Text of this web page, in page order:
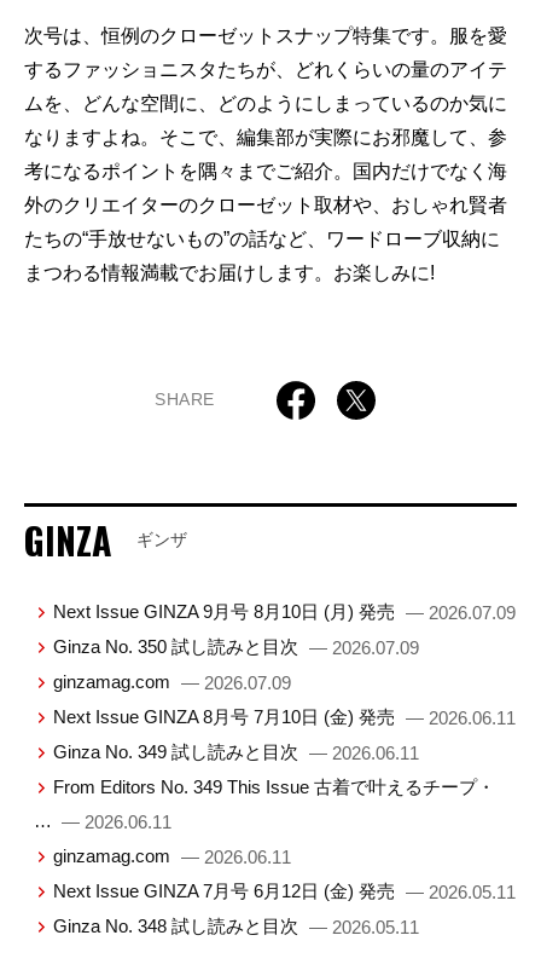
次号は、恒例のクローゼットスナップ特集です。服を愛
するファッショニスタたちが、どれくらいの量のアイテ
ムを、どんな空間に、どのようにしまっているのか気に
なりますよね。そこで、編集部が実際にお邪魔して、参
考になるポイントを隅々までご紹介。国内だけでなく海
外のクリエイターのクローゼット取材や、おしゃれ賢者
たちの“手放せないもの”の話など、ワードローブ収納に
まつわる情報満載でお届けします。お楽しみに!
SHARE
GINZA ギンザ
Next Issue GINZA 9月号 8月10日 (月) 発売 — 2026.07.09
Ginza No. 350 試し読みと目次 — 2026.07.09
ginzamag.com — 2026.07.09
Next Issue GINZA 8月号 7月10日 (金) 発売 — 2026.06.11
Ginza No. 349 試し読みと目次 — 2026.06.11
From Editors No. 349 This Issue 古着で叶えるチープ・
… — 2026.06.11
ginzamag.com — 2026.06.11
Next Issue GINZA 7月号 6月12日 (金) 発売 — 2026.05.11
Ginza No. 348 試し読みと目次 — 2026.05.11